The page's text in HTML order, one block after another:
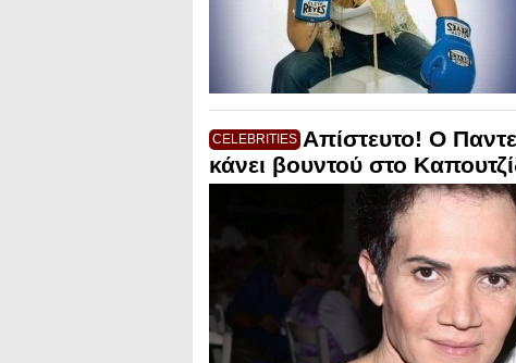
CELEBRITIES Απίστευτο! Ο
κάνει βουντού στο